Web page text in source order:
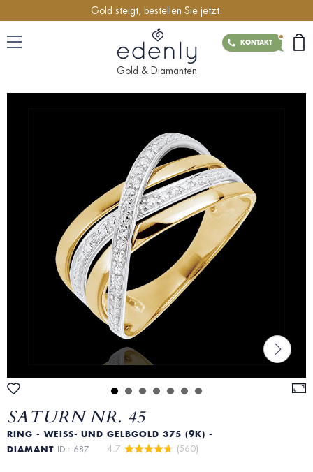
Gold steigt, bestellen Sie jetzt.
KONTAKT
Gold & Diamanten
SATURN NR. 45
RING - WEISS- UND GELBGOLD 375 (9K) - D
IAMANT ID : 687 4.7 (560)